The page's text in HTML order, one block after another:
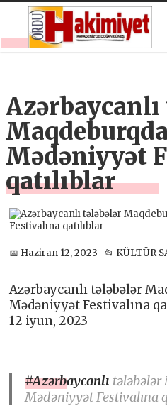
Mədəniyyət
qatılıblar
📅 Haziran 12, 2023 📂 KÜLTÜR
Azərbaycanlı tələbələr
Mədəniyyət Festivalına
12 iyun, 2023
#Azərbaycanlı tələbələr
Mədəniyyət Festivalına